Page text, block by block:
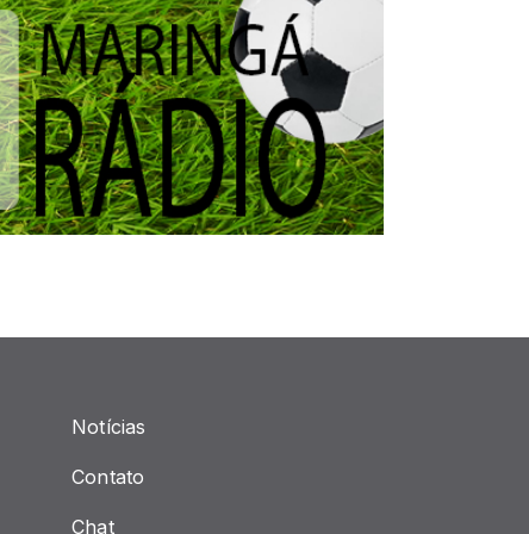
Notícias
Contato
Chat